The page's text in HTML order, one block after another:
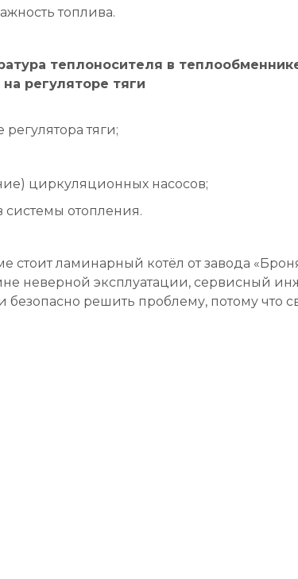
топлива.
теплоносителя в
регуляторе тяги
тяги;
циркуляционных насосов;
системы отопления.
стоит ламинарный котёл от завода
неверной эксплуатации, сервисный
безопасно решить проблему, потому что